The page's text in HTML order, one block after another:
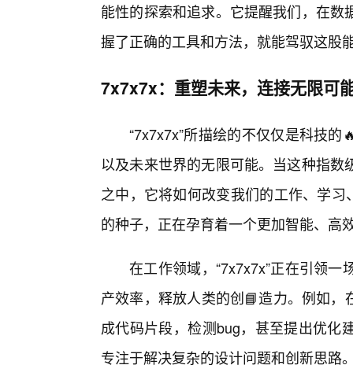
能性的探索和追求。它提醒我们，在
握了正确的工具和方法，就能驾驭这股
7x7x7x：重塑未来，连接无限可
“7x7x7x”所描绘的不仅仅是科技
以及未来世界的无限可能。当这种指
之中，它将如何改变我们的工作、学习
的种子，正在孕育着一个更加智能、高
在工作领域，“7x7x7x”正在引领
产效率，释放人类的创📘造力。例如
成代码片段，检测bug，甚至提出优化
专注于解决复杂的设计问题和创新思路